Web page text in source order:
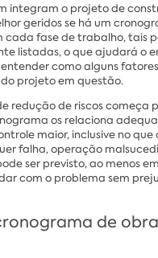
integram o projeto de
geridos se há um
cada fase de trabalho, tais
listadas, o que ajudará o
entender como alguns
projeto em questão.
redução de riscos começa
os relaciona
maior, inclusive no que
falha, operação
ser previsto, ao menos
com o problema sem
de